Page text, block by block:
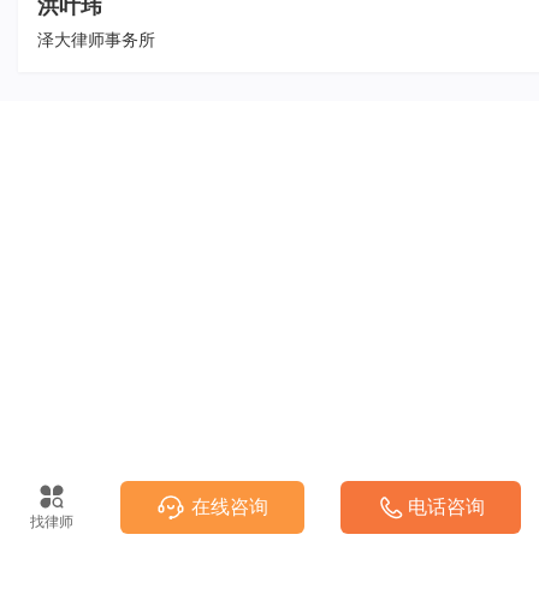
洪叶玮
泽大律师事务所
找律师
在线咨询 电话咨询